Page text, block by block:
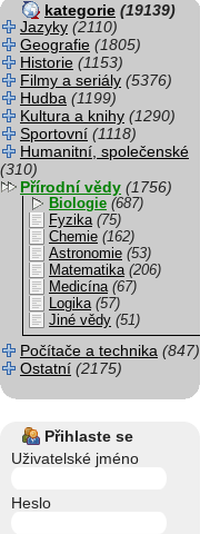
kategorie (19139)
Jazyky (2110)
Geografie (1805)
Historie (1153)
Filmy a seriály (5376)
Hudba (1199)
Kultura a knihy (1290)
Sportovní (1118)
Humanitní, společenské
(310)
Přírodní vědy (1756)
Biologie (687)
Fyzika (75)
Chemie (162)
Astronomie (53)
Matematika (206)
Medicína (67)
Logika (57)
Jiné vědy (51)
Počítače a technika (847)
Ostatní (2175)
Přihlaste se
Uživatelské jméno
Heslo